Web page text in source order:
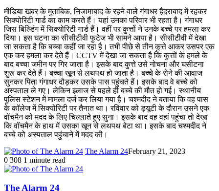
मीडिया खबर के मुताबिक, निजामाबाद के रहने वाले गंगाधर हैदराबाद में रहकर
सिक्योरिटी गार्ड का काम करते हैं। यहां उनका परिवार भी रहता है। गंगाधर
जिस बिल्डिंग में सिक्योरिटी गार्ड हैं। वहीं पर कुत्तों ने उनके बच्चे पर हमला कर
दिया। इस घटना का सीसीटीवी फुटेज भी सामने आया है। सीसीटीवी में देखा
जा सकता है कि बच्चा कहीं जा रहा है। तभी पीछे से तीन कुत्ते आकर उसपर एक
एक कर हमला कर देते हैं। CCTV में देखा जा सकता है कि कुत्तों के हमले के
बाद बच्चा जमीन पर गिर जाता है। इसके बाद कुत्ते उसे नोचना और घसीटना
शुरू कर देते हैं। बच्चा खून से लथपथ हो जाता है। बच्चे के रोने की आवाज
सुनकर पिता गंगाधर दौड़कर उसके पास पहुंचते हैं। इसके बाद वे बच्चे को
अस्पताल ले गए। लेकिन इलाज से पहले ही बच्चे की मौत हो गई। स्थानीय
पुलिस स्टेशन में मामला दर्ज कर लिया गया है। चश्मदीद ने बताया कि वह पास
के कॉलेज में सिक्योरिटी पर तैनात था। रविवार को ड्यूटी के दौरान उसने एक
वॉचमैन को मदद के लिए चिल्लाते हुए सुना। इसके बाद वह वहां पहुंचा तो देखा
कि वॉचमैन के हाथ में उसका खून से लथपथ बेटा था। इसके बाद चश्मदीद ने
बच्चे को अस्पताल पहुंचाने में मदद की।
The Alarm 24February 21, 2023
0 308 1 minute read
The Alarm 24